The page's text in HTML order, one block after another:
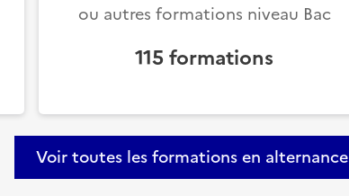
ou autres formations niveau Bac
115 formations
Voir toutes les formations en alternance